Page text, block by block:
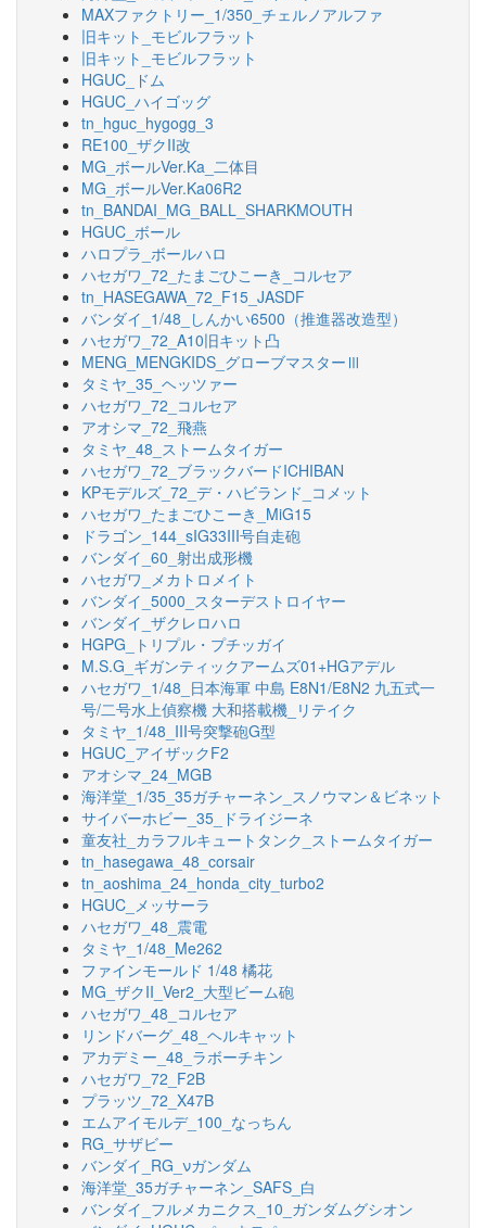
MAXファクトリー_1/350_チェルノアルファ
旧キット_モビルフラット
旧キット_モビルフラット
HGUC_ドム
HGUC_ハイゴッグ
tn_hguc_hygogg_3
RE100_ザクII改
MG_ボールVer.Ka_二体目
MG_ボールVer.Ka06R2
tn_BANDAI_MG_BALL_SHARKMOUTH
HGUC_ボール
ハロプラ_ボールハロ
ハセガワ_72_たまごひこーき_コルセア
tn_HASEGAWA_72_F15_JASDF
バンダイ_1/48_しんかい6500（推進器改造型）
ハセガワ_72_A10旧キット凸
MENG_MENGKIDS_グローブマスターⅢ
タミヤ_35_ヘッツァー
ハセガワ_72_コルセア
アオシマ_72_飛燕
タミヤ_48_ストームタイガー
ハセガワ_72_ブラックバードICHIBAN
KPモデルズ_72_デ・ハビランド_コメット
ハセガワ_たまごひこーき_MiG15
ドラゴン_144_sIG33III号自走砲
バンダイ_60_射出成形機
ハセガワ_メカトロメイト
バンダイ_5000_スターデストロイヤー
バンダイ_ザクレロハロ
HGPG_トリプル・プチッガイ
M.S.G_ギガンティックアームズ01+HGアデル
ハセガワ_1/48_日本海軍 中島 E8N1/E8N2 九五式一
号/二号水上偵察機 大和搭載機_リテイク
タミヤ_1/48_III号突撃砲G型
HGUC_アイザックF2
アオシマ_24_MGB
海洋堂_1/35_35ガチャーネン_スノウマン＆ビネット
サイバーホビー_35_ドライジーネ
童友社_カラフルキュートタンク_ストームタイガー
tn_hasegawa_48_corsair
tn_aoshima_24_honda_city_turbo2
HGUC_メッサーラ
ハセガワ_48_震電
タミヤ_1/48_Me262
ファインモールド 1/48 橘花
MG_ザクII_Ver2_大型ビーム砲
ハセガワ_48_コルセア
リンドバーグ_48_ヘルキャット
アカデミー_48_ラボーチキン
ハセガワ_72_F2B
プラッツ_72_X47B
エムアイモルデ_100_なっちん
RG_サザビー
バンダイ_RG_νガンダム
海洋堂_35ガチャーネン_SAFS_白
バンダイ_フルメカニクス_10_ガンダムグシオン